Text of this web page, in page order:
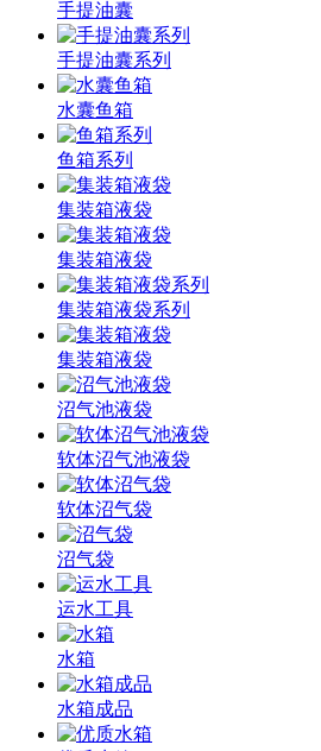
手提油囊
手提油囊系列
水囊鱼箱
鱼箱系列
集装箱液袋
集装箱液袋
集装箱液袋系列
集装箱液袋
沼气池液袋
软体沼气池液袋
软体沼气袋
沼气袋
运水工具
水箱
水箱成品